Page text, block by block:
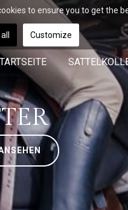
to ensure you to get the
Customize